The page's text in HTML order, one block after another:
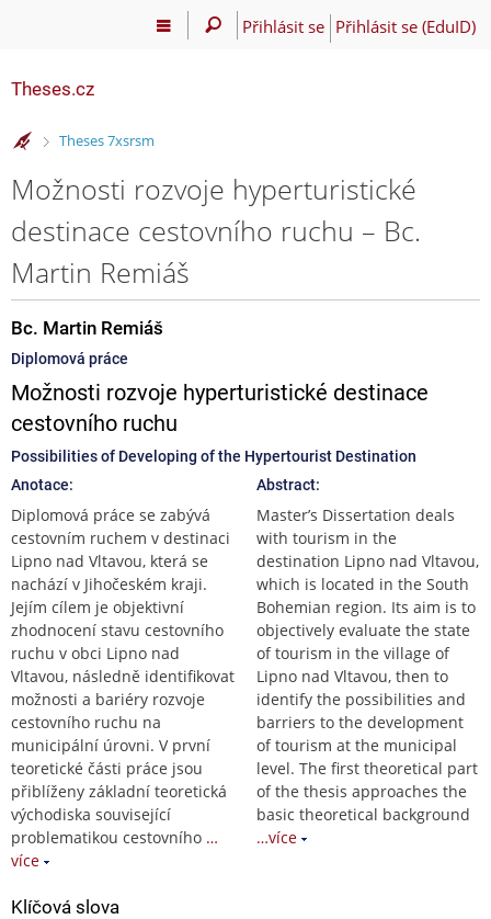
Přihlásit se Přihlásit se (EduID)
Theses.cz
>
Theses 7xsrsm
Možnosti rozvoje hyperturistické
destinace cestovního ruchu – Bc.
Martin Remiáš
Bc. Martin Remiáš
Diplomová práce
Možnosti rozvoje hyperturistické destinace
cestovního ruchu
Possibilities of Developing of the Hypertourist Destination
Anotace:
Diplomová práce se zabývá
cestovním ruchem v destinaci
Lipno nad Vltavou, která se
nachází v Jihočeském kraji.
Jejím cílem je objektivní
zhodnocení stavu cestovního
ruchu v obci Lipno nad
Vltavou, následně identifikovat
možnosti a bariéry rozvoje
cestovního ruchu na
municipální úrovni. V první
teoretické části práce jsou
přiblíženy základní teoretická
východiska související
problematikou cestovního …
více
Abstract:
Master’s Dissertation deals
with tourism in the
destination Lipno nad Vltavou,
which is located in the South
Bohemian region. Its aim is to
objectively evaluate the state
of tourism in the village of
Lipno nad Vltavou, then to
identify the possibilities and
barriers to the development
of tourism at the municipal
level. The first theoretical part
of the thesis approaches the
basic theoretical background
…více
Klíčová slova